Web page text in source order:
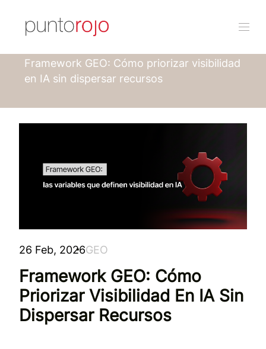
Framework GEO: Cómo priorizar visibilidad
en IA sin dispersar recursos
26 Feb, 2026GEO
Framework GEO: Cómo
Priorizar Visibilidad En IA Sin
Dispersar Recursos